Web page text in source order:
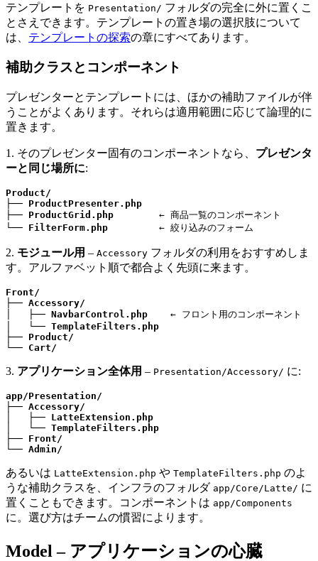
テンプレートを Presentation/ フォルダの完全に外に置くこ
とさえできます。テンプレートの置き場の選択肢について
は、 テンプレートの探索の章にすべてあります。
補助クラスとコンポーネント
プレゼンターとテンプレートには、ほかの補助ファイルが伴
うことがよくあります。それらは適用範囲に応じて論理的に
置きます。
1. そのプレゼンター固有のコンポーネントなら、 プレゼンタ
ーと同じ場所に:
Product/
├── ProductPresenter.php
├── ProductGrid.php
        ← 商品一覧のコンポーネント
└── FilterForm.php
         ← 絞り込みのフォーム
2. モジュール用 – Accessory フォルダの利用をおすすめしま
す。アルファベット順で都合よく先頭に来ます。
Front/
├── Accessory/
│   ├── NavbarControl.php
    ← フロント用のコンポーネント
│   └── TemplateFilters.php
├── Product/
└── Cart/
3. アプリケーション全体用 – Presentation/Accessory/ に:
app/Presentation/
├── Accessory/
│   ├── LatteExtension.php
│   └── TemplateFilters.php
├── Front/
└── Admin/
あるいは LatteExtension.php や TemplateFilters.php のよ
うな補助クラスを、インフラのフォルダ app/Core/Latte/ に
置くこともできます。コンポーネントは app/Components
に。選び方はチームの慣習によります。
Model – アプリケーションの心臓